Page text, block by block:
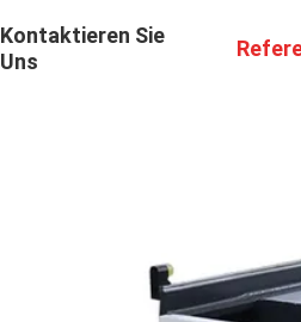
Kontaktieren Sie
Uns